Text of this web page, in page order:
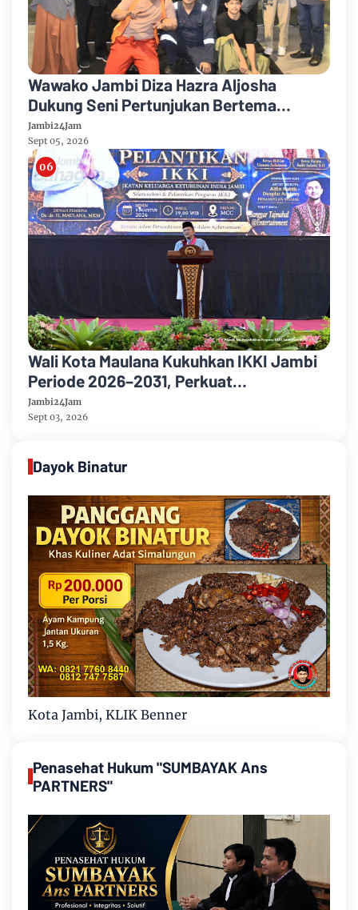
Wawako Jambi Diza Hazra Aljosha
Dukung Seni Pertunjukan Bertema
Lingkungan Sebagai Penggerak Kota
Hijau
Jambi24Jam
Sept 05, 2026
Wali Kota Maulana Kukuhkan IKKI Jambi
Periode 2026–2031, Perkuat
Persaudaraan dan Kolaborasi dalam
Keberagaman
Jambi24Jam
Sept 03, 2026
Dayok Binatur
Kota Jambi, KLIK Benner
Penasehat Hukum "SUMBAYAK Ans
PARTNERS"